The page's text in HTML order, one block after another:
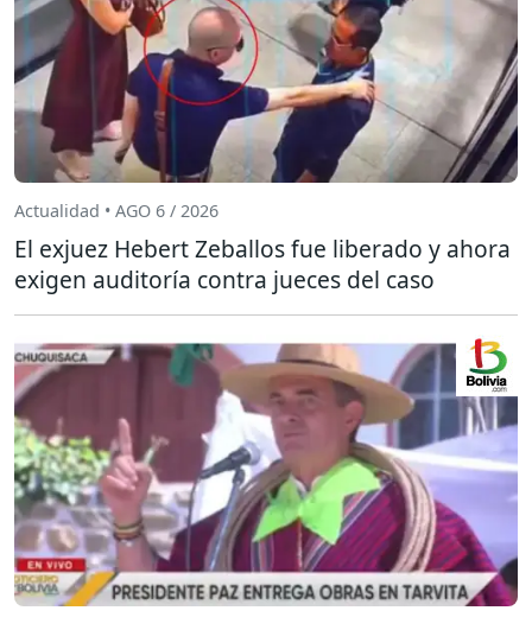
Actualidad • AGO 6 / 2026
El exjuez Hebert Zeballos fue liberado y ahora
exigen auditoría contra jueces del caso